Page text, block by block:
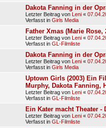
Dakota Fanning in der
Letzter Beitrag von Leni «
Verfasst in Girls Media
Father Xmas (Marie
Letzter Beitrag von Leni «
Verfasst in GL-Filmliste
Dakota Fanning in der
Letzter Beitrag von Leni «
Verfasst in Girls Media
Uptown Girls (2003) Ein
Murphy, Dakota Fanning,
Letzter Beitrag von Leni «
Verfasst in GL-Filmliste
Ein Kater macht Theater -
Letzter Beitrag von Leni «
Verfasst in GL-Filmliste